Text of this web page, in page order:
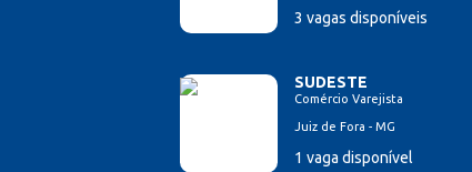
3 vagas disponíveis
SUDESTE
Comércio Varejista
Juiz de Fora - MG
1 vaga disponível